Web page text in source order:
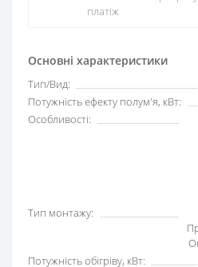
Основні характеристики
Тип/Вид:
Потужність ефекту полум'я, кВт:
Особливості:
Тип монтажу:
Потужність обігріву, кВт:
платіж